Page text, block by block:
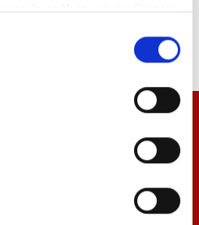
Ihrer Nutzung der Dienste
12,95 €